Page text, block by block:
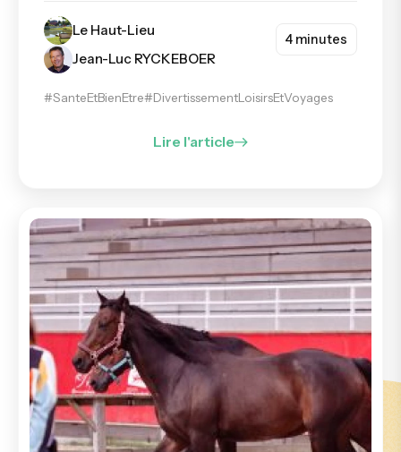
Le Haut-Lieu
Jean-Luc RYCKEBOER
4 minutes
#SanteEtBienEtre#DivertissementLoisirsEtVoyages
Lire l'article